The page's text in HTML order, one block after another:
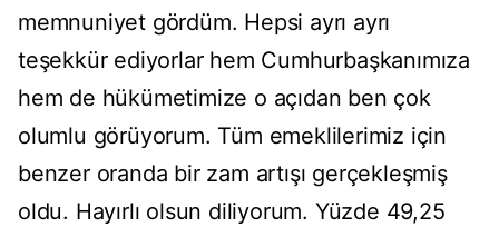
memnuniyet gördüm. Hepsi ayrı ayrı
teşekkür ediyorlar hem Cumhurbaşkanımıza
hem de hükümetimize o açıdan ben çok
olumlu görüyorum. Tüm emeklilerimiz için
benzer oranda bir zam artışı gerçekleşmiş
oldu. Hayırlı olsun diliyorum. Yüzde 49,25